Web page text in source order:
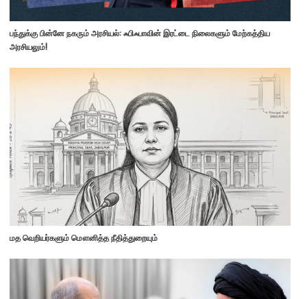
பந்துக்கு பின்னே நகரும் அரசியல்: ஃபிஃபாவின் இரட்டை நிலைகளும் மேற்கத்திய
அரசியலும்!
மத வெறியர்களும் மௌனித்த நீதித்துறையும்